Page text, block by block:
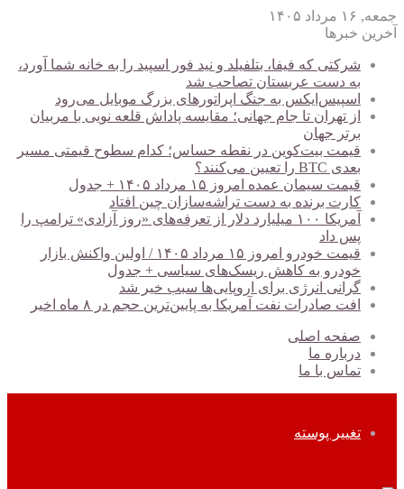
جمعه, ۱۶ مرداد ۱۴۰۵
آخرین خبرها
شرکتی که فیفا، بتلفیلد و نید فور اسپید را به خانه شما آورد،
به دست عربستان تصاحب شد
اسپیس‌ایکس به جنگ اپراتورهای بزرگ موبایل می‌رود
از تهران تا جام جهانی؛ مقایسه پاداش قلعه نویی با مربیان
برتر جهان
قیمت بیت‌کوین در نقطه حساس؛ کدام سطوح قیمتی مسیر
بعدی BTC را تعیین می‌کنند؟
قیمت سیمان عمده امروز ۱۵ مرداد ۱۴۰۵ + جدول
کارت برنده به دست تراشه‌سازان چین افتاد
آمریکا ۱۰۰ میلیارد دلار از تعرفه‌های «روز آزادی» ترامپ را
پس داد
قیمت خودرو امروز ۱۵ مرداد ۱۴۰۵ / اولین واکنش بازار
خودرو به کاهش ریسک‌های سیاسی + جدول
گرانی انرژی برای اروپایی‌ها سبب خیر شد
افت صادرات نفت آمریکا به پایین‌ترین حجم در ۸ ماه اخیر
صفحه اصلی
درباره ما
تماس با ما
تغییر پوسته